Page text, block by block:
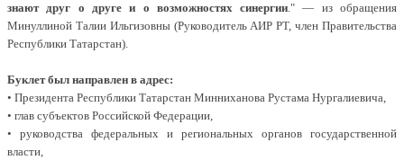
знают друг о друге и о возможностях синергии." — из обращения
Минуллиной Талии Ильгизовны (Руководитель АИР РТ, член Правительства
Республики Татарстан).
Буклет был направлен в адрес:
• Президента Республики Татарстан Минниханова Рустама Нургалиевича,
• глав субъектов Российской Федерации,
• руководства федеральных и региональных органов государственной
власти,